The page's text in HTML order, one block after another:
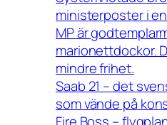
ministerposter i
MP är
marionettdockor.
mindre frihet.
Saab 21 – det
som vände på
Fire Boss –